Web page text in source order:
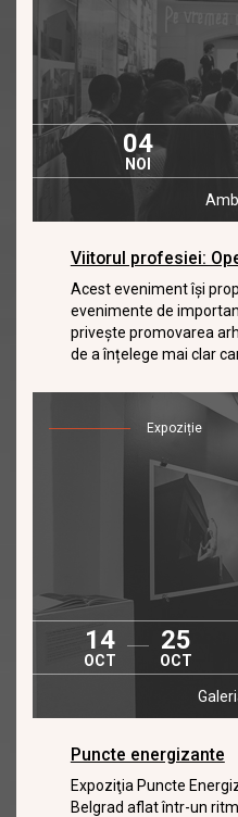
04
NOI
Viitorul profesiei:
Acest eveniment își
evenimente de
privește promovarea
de a înțelege mai clar
Expoziție
14
OCT
25
OCT
Puncte energizante
Expoziţia Puncte
Belgrad aflat într-un